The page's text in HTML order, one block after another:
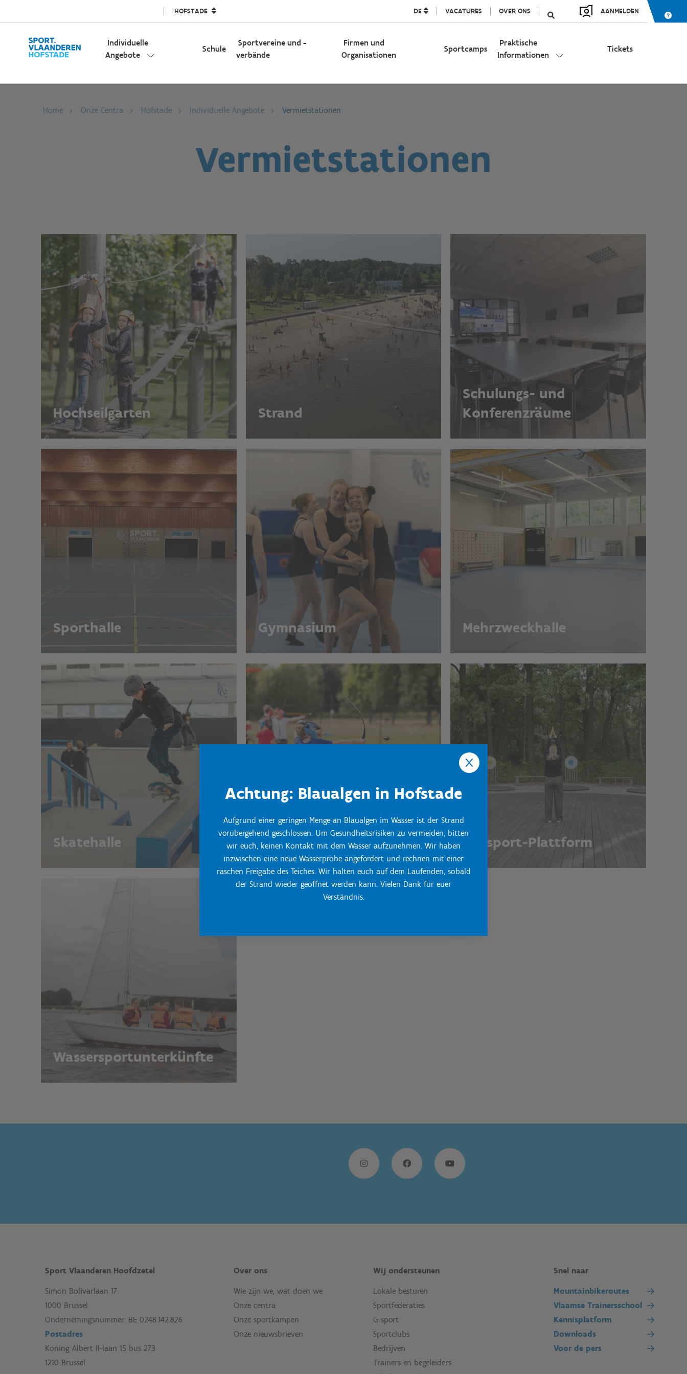
HOFSTADE DE VACATURES OVER ONS AANMELDEN
Individuelle
Angebote
Schule
Sportvereine und -
verbände
Firmen und
Organisationen
Sportcamps
Praktische
Informationen
Tickets
Achtung: Blaualgen in Hofstade
Aufgrund einer geringen Menge an Blaualgen im Wasser ist der Strand
vorübergehend geschlossen. Um Gesundheitsrisiken zu vermeiden, bitten
wir euch, keinen Kontakt mit dem Wasser aufzunehmen. Wir haben
inzwischen eine neue Wasserprobe angefordert und rechnen mit einer
raschen Freigabe des Teiches. Wir halten euch auf dem Laufenden, sobald
der Strand wieder geöffnet werden kann. Vielen Dank für euer
Verständnis.
Home Onze Centra Hofstade Individuelle Angebote Vermietstationen
Vermietstationen
Hochseilgarten Strand
Schulungs- und
Konferenzräume
Sporthalle Gymnasium Mehrzweckhalle
Skatehalle Omnisportgelände Zensport-Plattform
Wassersportunterkünfte
Sport Vlaanderen Hoofdzetel
Simon Bolivarlaan 17
1000 Brussel
Ondernemingsnummer: BE 0248.142.826
Postadres
Koning Albert II-laan 15 bus 273
1210 Brussel
Over ons
Wie zijn we, wat doen we
Onze centra
Onze sportkampen
Onze nieuwsbrieven
Wij ondersteunen
Lokale besturen
Sportfederaties
G-sport
Sportclubs
Bedrijven
Trainers en begeleiders
Snel naar
Mountainbikeroutes
Vlaamse Trainersschool
Kennisplatform
Downloads
Voor de pers